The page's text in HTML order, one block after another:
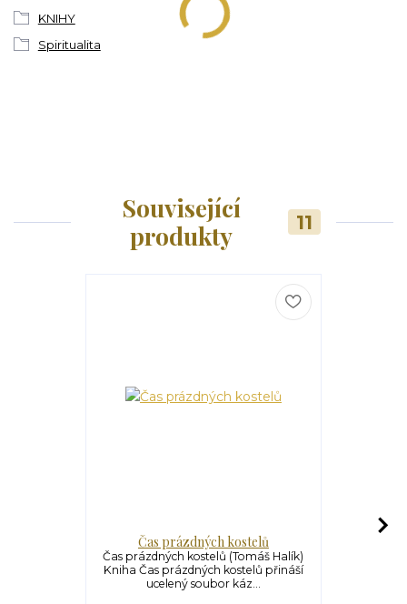
KNIHY
Spiritualita
Související
produkty
11
Čas prázdných kostelů
Čas prázdných kostelů (Tomáš Halík)
Kniha Čas prázdných kostelů přináší
ucelený soubor káz...